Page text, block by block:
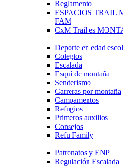
Reglamento
ESPACIOS TRAIL
FAM
CxM Trail es
Deporte en edad
Colegios
Escalada
Esquí de montaña
Senderismo
Carreras por montaña
Campamentos
Refugios
Primeros auxilios
Consejos
Refu Family
Patronatos y ENP
Regulación Escalada